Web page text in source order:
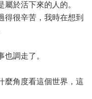
於活下來的人的。
得很辛苦，我時在想到
調走了。
麼角度看這個世界，這